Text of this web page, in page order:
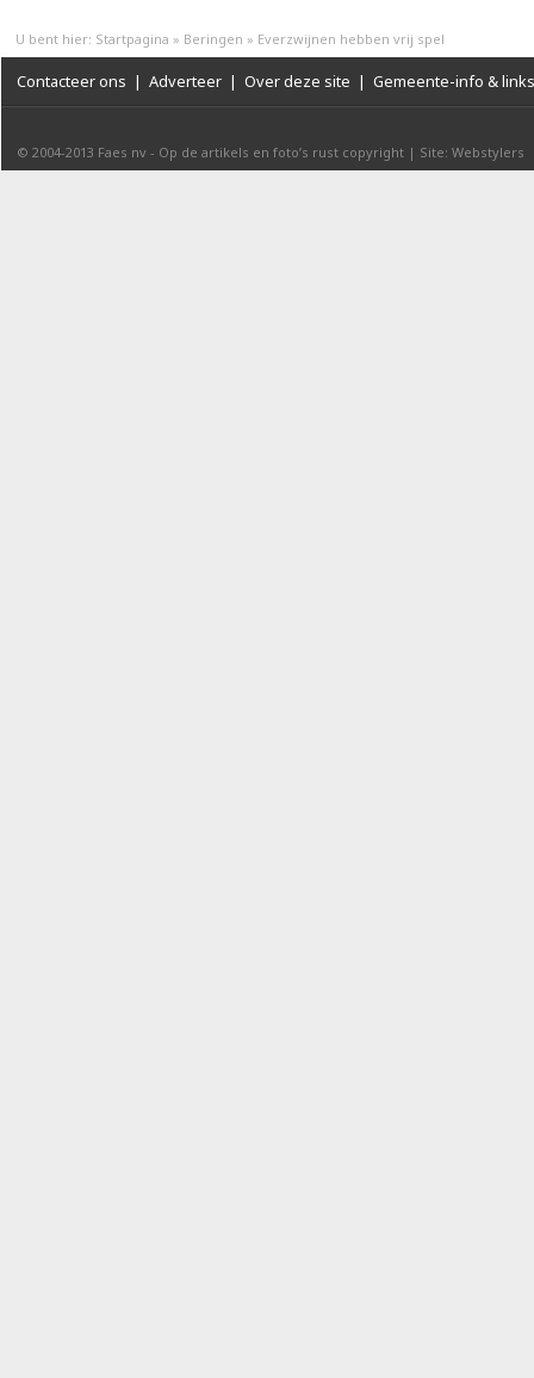
U bent hier: Startpagina » Beringen » Everzwijnen hebben vrij spel
Contacteer ons | Adverteer | Over deze site | Gemeente-info & links
© 2004-2013 Faes nv - Op de artikels en foto’s rust copyright | Site: Webstylers